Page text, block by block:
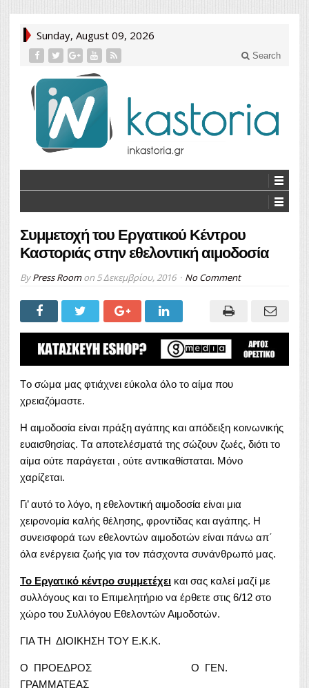
Sunday, August 09, 2026
Search
Συμμετοχή του Εργατικού Κέντρου
Καστοριάς στην εθελοντική αιμοδοσία
ByPress Roomon 5 Δεκεμβρίου, 2016 No Comment
Tο σώμα μας φτιάχνει εύκολα όλο το αίμα που
χρειαζόμαστε.
Η αιμοδοσία είναι πράξη αγάπης και απόδειξη κοινωνικής
ευαισθησίας. Tα αποτελέσματά της σώζουν ζωές, διότι το
αίμα ούτε παράγεται , ούτε αντικαθίσταται. Μόνο
χαρίζεται.
Γι’ αυτό το λόγο, η εθελοντική αιμοδοσία είναι μια
χειρονομία καλής θέλησης, φροντίδας και αγάπης. Η
συνεισφορά των εθελοντών αιμοδοτών είναι πάνω απ΄
όλα ενέργεια ζωής για τον πάσχοντα συνάνθρωπό μας.
Το Εργατικό κέντρο συμμετέχει και σας καλεί μαζί με
συλλόγους και το Επιμελητήριο να έρθετε στις 6/12 στο
χώρο του Συλλόγου Εθελοντών Αιμοδοτών.
ΓΙΑ ΤΗ ΔΙΟΙΚΗΣΗ ΤΟΥ Ε.Κ.Κ.
Ο ΠΡΟΕΔΡΟΣ Ο ΓΕΝ.
ΓΡΑΜΜΑΤΕΑΣ